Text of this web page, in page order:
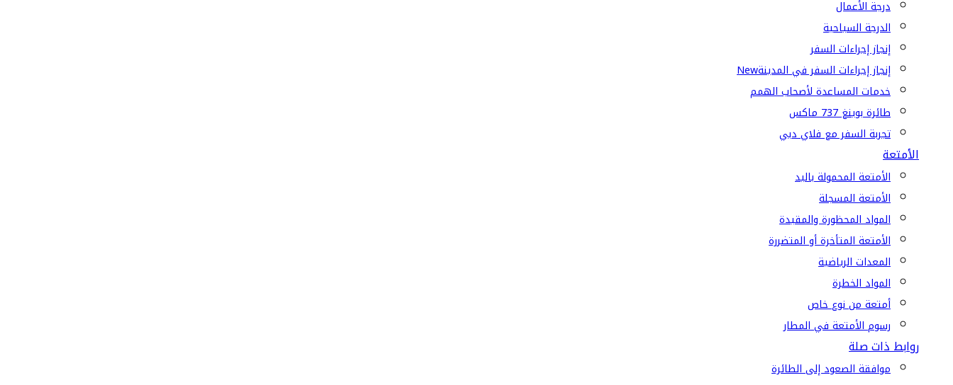
درجة الأعمال
الدرجة السياحية
إنجاز إجراءات السفر
إنجاز إجراءات السفر في المدينةNew
خدمات المساعدة لأصحاب الهمم
طائرة بوينغ 737 ماكس
تجربة السفر مع فلاي دبي
الأمتعة
الأمتعة المحمولة باليد
الأمتعة المسجلة
المواد المحظورة والمقيدة
الأمتعة المتأخرة أو المتضررة
المعدات الرياضية
المواد الخطرة
أمتعة من نوع خاص
رسوم الأمتعة في المطار
روابط ذات صلة
موافقة الصعود إلى الطائرة